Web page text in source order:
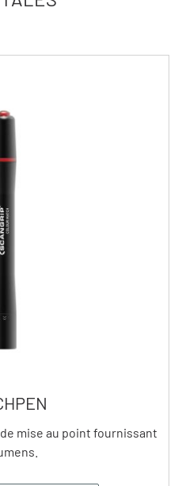
mise au point fournissant